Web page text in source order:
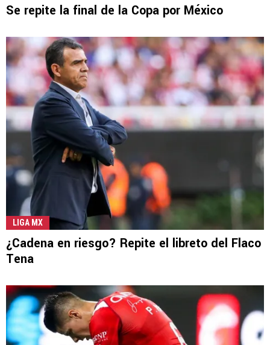
Se repite la final de la Copa por México
LIGA MX
¿Cadena en riesgo? Repite el libreto del Flaco
Tena